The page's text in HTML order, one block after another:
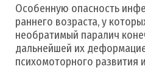
Особенную опасность
раннего возраста, у
необратимый паралич
дальнейшей их
психомоторного развития